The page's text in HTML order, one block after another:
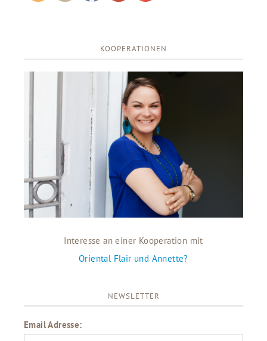
KOOPERATIONEN
Interesse an einer Kooperation mit
Oriental Flair und Annette?
NEWSLETTER
Email Adresse: